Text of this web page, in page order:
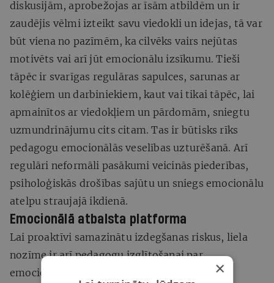
diskusijām, aprobežojas ar īsām atbildēm un ir
zaudējis vēlmi izteikt savu viedokli un idejas, tā var
būt viena no pazīmēm, ka cilvēks vairs nejūtas
motivēts vai arī jūt emocionālu izsīkumu. Tieši
tāpēc ir svarīgas regulāras sapulces, sarunas ar
kolēģiem un darbiniekiem, kaut vai tikai tāpēc, lai
apmainītos ar viedokļiem un pārdomām, sniegtu
uzmundrinājumu cits citam. Tas ir būtisks rīks
pedagogu emocionālās veselības uzturēšanā. Arī
regulāri neformāli pasākumi veicinās piederības,
psiholoģiskās drošības sajūtu un sniegs emocionālu
atelpu straujajā ikdienā.
Emocionālā atbalsta platforma
Lai proaktīvi samazinātu izdegšanas riskus, liela
nozīme ir arī pedagogu izglītošanai par
emocionālās un fiziskās labsajūtas nozīmi.×